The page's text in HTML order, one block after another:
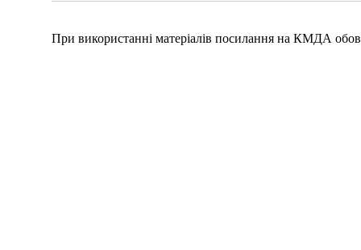
При використанні матеріалів посилання на КМДА